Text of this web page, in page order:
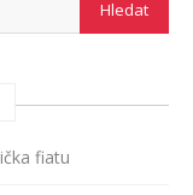
fiatu